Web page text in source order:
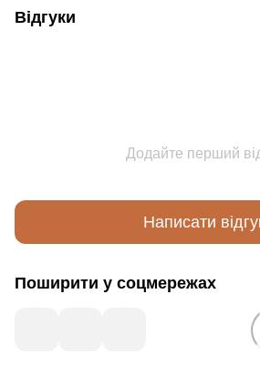
Відгуки
Додайте перший
Написати
Поширити у соцмережах